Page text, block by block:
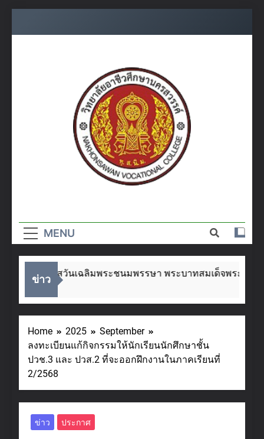
อาชีวศึกษา
นครสวรรค์
MENU
ข่าว
องในโอกาสวันเฉลิมพระชนมพรรษา พระบาทสมเด็จพระเจ้าอ
Home 2025
September
ลงทะเบียนแก้กิจกรรมให้นักเรียนนักศึกษาชั้น
ปวช.3 และ ปวส.2 ที่จะออกฝึกงานในภาคเรียนที่
2/2568
ข่าว ประกาศ